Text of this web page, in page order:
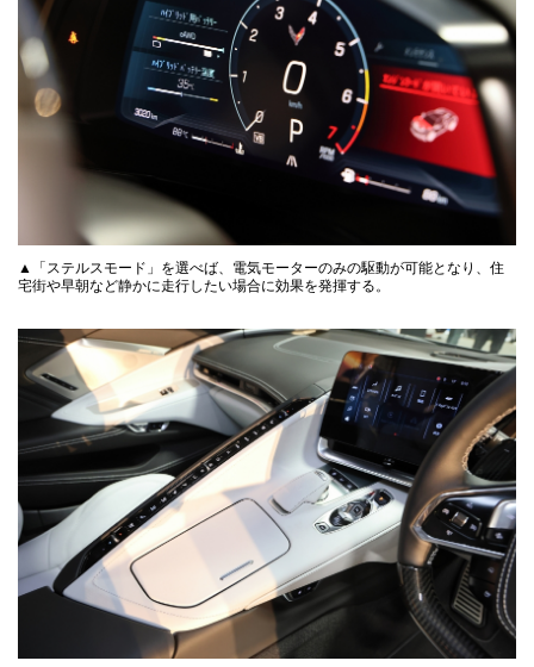
▲「ステルスモード」を選べば、電気モーターのみの駆動が可能となり、住
宅街や早朝など静かに走行したい場合に効果を発揮する。